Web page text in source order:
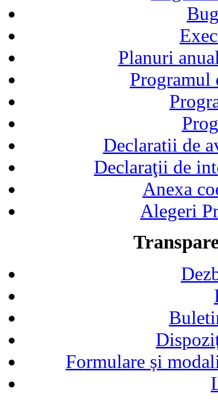
Planuri
Declaratii de
Declaraţii de
Anexa
Alegeri
Formulare și